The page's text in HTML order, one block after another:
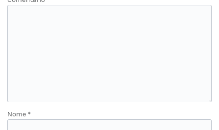
Nome *